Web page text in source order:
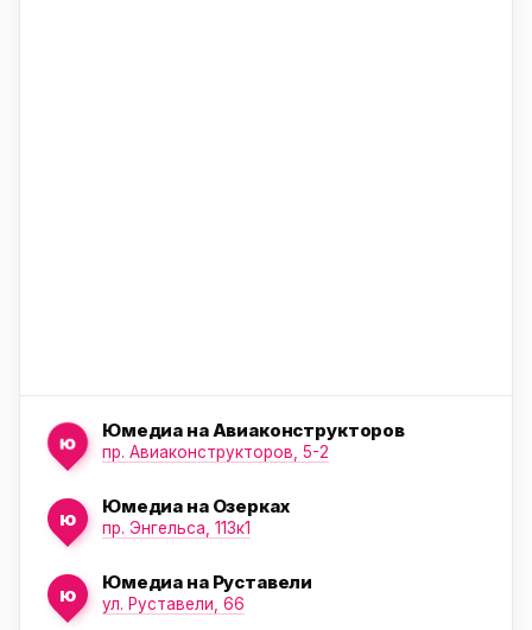
ю
Юмедиа на Авиаконструкторов
пр. Авиаконструкторов, 5-2
ю
Юмедиа на Озерках
пр. Энгельса, 113к1
ю
Юмедиа на Руставели
ул. Руставели, 66